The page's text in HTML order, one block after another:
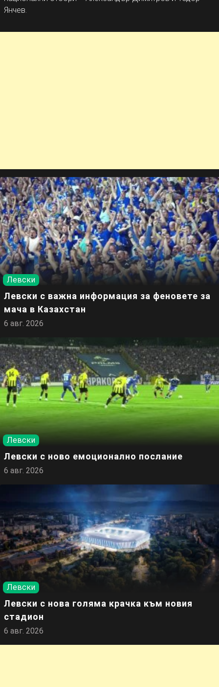
Янчев.
Левски
Левски с важна информация за феновете за
мача в Казахстан
6 авг. 2026
Левски
Левски с ново емоционално послание
6 авг. 2026
Левски
Левски с нова голяма крачка към новия
стадион
6 авг. 2026